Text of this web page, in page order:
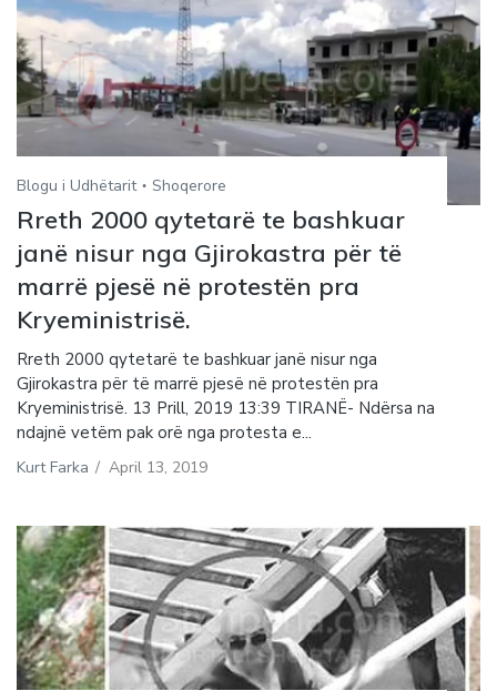
Blogu i Udhëtarit Shoqerore
Rreth 2000 qytetarë te bashkuar
janë nisur nga Gjirokastra për të
marrë pjesë në protestën pra
Kryeministrisë.
Rreth 2000 qytetarë te bashkuar janë nisur nga
Gjirokastra për të marrë pjesë në protestën pra
Kryeministrisë. 13 Prill, 2019 13:39 TIRANË- Ndërsa na
ndajnë vetëm pak orë nga protesta e...
Kurt Farka / April 13, 2019